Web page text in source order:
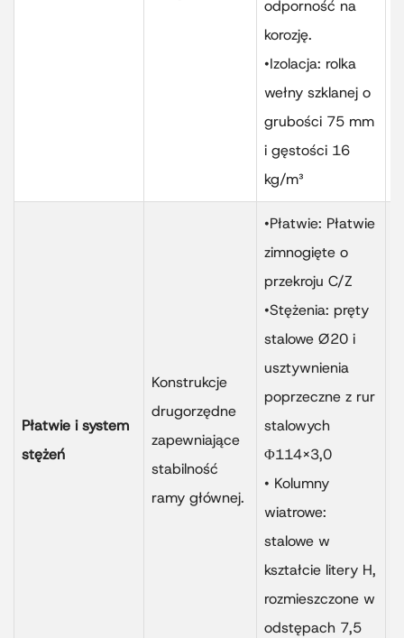
odporność na
korozję.
•Izolacja: rolka
wełny szklanej o
grubości 75 mm
i gęstości 16
kg/m³
Płatwie i system
stężeń
Konstrukcje
drugorzędne
zapewniające
stabilność
ramy głównej.
•Płatwie: Płatwie
zimnogięte o
przekroju C/Z
•Stężenia: pręty
stalowe Ø20 i
usztywnienia
poprzeczne z rur
stalowych
Φ114×3,0
• Kolumny
wiatrowe:
stalowe w
kształcie litery H,
rozmieszczone w
odstępach 7,5